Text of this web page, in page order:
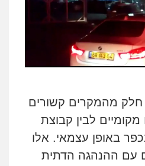
חלק מהמקרים קשורים
מקומיים לבין קבוצת
באופן עצמאי. אלו
עם ההנהגה הדתית